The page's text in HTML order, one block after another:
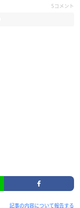
5コメント
記事の内容について報告する